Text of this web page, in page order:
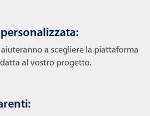
a scegliere la piattaforma
al vostro progetto.